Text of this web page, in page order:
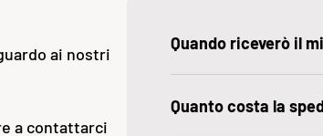
ai nostri
a contattarci
Quando riceverò il
Quanto costa la